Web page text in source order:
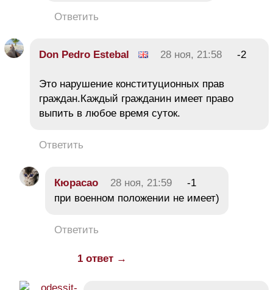
Ответить
Don Pedro Estebal 28 ноя, 21:58 -2
Это нарушение конституционных прав
граждан.Каждый гражданин имеет право
выпить в любое время суток.
Ответить
Кюрасао 28 ноя, 21:59
-1
при военном положении не имеет)
Ответить
1 ответ →